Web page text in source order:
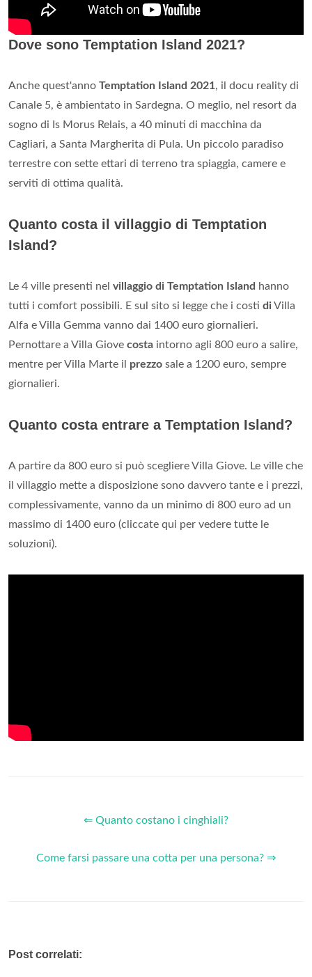
Dove sono Temptation Island 2021?
Anche quest'anno Temptation Island 2021, il docu reality di
Canale 5, è ambientato in Sardegna. O meglio, nel resort da
sogno di Is Morus Relais, a 40 minuti di macchina da
Cagliari, a Santa Margherita di Pula. Un piccolo paradiso
terrestre con sette ettari di terreno tra spiaggia, camere e
serviti di ottima qualità.
Quanto costa il villaggio di Temptation
Island?
Le 4 ville presenti nel villaggio di Temptation Island hanno
tutti i comfort possibili. E sul sito si legge che i costi diVilla
Alfa e Villa Gemma vanno dai 1400 euro giornalieri.
Pernottare a Villa Giove costa intorno agli 800 euro a salire,
mentre per Villa Marte il prezzo sale a 1200 euro, sempre
giornalieri.
Quanto costa entrare a Temptation Island?
A partire da 800 euro si può scegliere Villa Giove. Le ville che
il villaggio mette a disposizione sono davvero tante e i prezzi,
complessivamente, vanno da un minimo di 800 euro ad un
massimo di 1400 euro (cliccate qui per vedere tutte le
soluzioni).
⇐ Quanto costano i cinghiali?
Come farsi passare una cotta per una persona? ⇒
Post correlati: